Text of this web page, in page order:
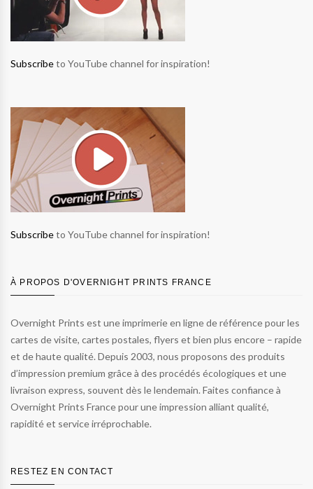
Subscribeto YouTube channel for inspiration!
Subscribeto YouTube channel for inspiration!
À PROPOS D'OVERNIGHT PRINTS FRANCE
Overnight Prints est une imprimerie en ligne de référence pour les
cartes de visite, cartes postales, flyers et bien plus encore – rapide
et de haute qualité. Depuis 2003, nous proposons des produits
d’impression premium grâce à des procédés écologiques et une
livraison express, souvent dès le lendemain. Faites confiance à
Overnight Prints France pour une impression alliant qualité,
rapidité et service irréprochable.
RESTEZ EN CONTACT